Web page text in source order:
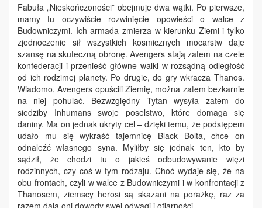
Fabuła „Nieskończoności” obejmuje dwa wątki. Po pierwsze,
mamy tu oczywiście rozwinięcie opowieści o walce z
Budowniczymi. Ich armada zmierza w kierunku Ziemi i tylko
zjednoczenie sił wszystkich kosmicznych mocarstw daje
szansę na skuteczną obronę. Avengers stają zatem na czele
konfederacji i przenieść główne walki w rozsądną odległość
od ich rodzimej planety. Po drugie, do gry wkracza Thanos.
Wiadomo, Avengers opuścili Ziemię, można zatem bezkarnie
na niej pohulać. Bezwzględny Tytan wysyła zatem do
siedziby Inhumans swoje poselstwo, które domaga się
daniny. Ma on jednak ukryty cel – dzięki temu, że podstępem
udało mu się wykraść tajemnicę Black Bolta, chce on
odnaleźć własnego syna. Myliłby się jednak ten, kto by
sądził, że chodzi tu o jakieś odbudowywanie więzi
rodzinnych, czy coś w tym rodzaju. Choć wydaje się, że na
obu frontach, czyli w walce z Budowniczymi i w konfrontacji z
Thanosem, ziemscy herosi są skazani na porażkę, raz za
razem dają oni dowody swej odwagi i ofiarności.